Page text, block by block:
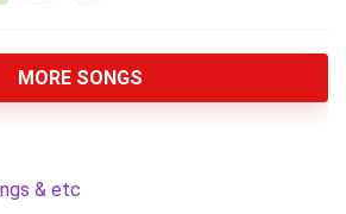
MORE SONGS
& etc